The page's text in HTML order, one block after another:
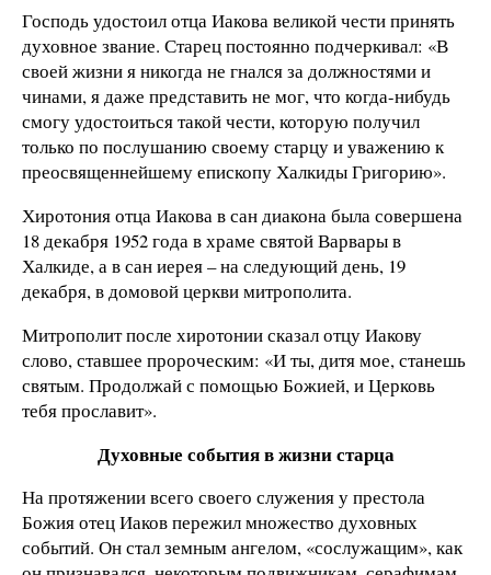
Господь удостоил отца Иакова великой чести принять
духовное звание. Старец постоянно подчеркивал: «В
своей жизни я никогда не гнался за должностями и
чинами, я даже представить не мог, что когда-нибудь
смогу удостоиться такой чести, которую получил
только по послушанию своему старцу и уважению к
преосвященнейшему епископу Халкиды Григорию».
Хиротония отца Иакова в сан диакона была совершена
18 декабря 1952 года в храме святой Варвары в
Халкиде, а в сан иерея – на следующий день, 19
декабря, в домовой церкви митрополита.
Митрополит после хиротонии сказал отцу Иакову
слово, ставшее пророческим: «И ты, дитя мое, станешь
святым. Продолжай с помощью Божией, и Церковь
тебя прославит».
Духовные события в жизни старца
На протяжении всего своего служения у престола
Божия отец Иаков пережил множество духовных
событий. Он стал земным ангелом, «сослужащим», как